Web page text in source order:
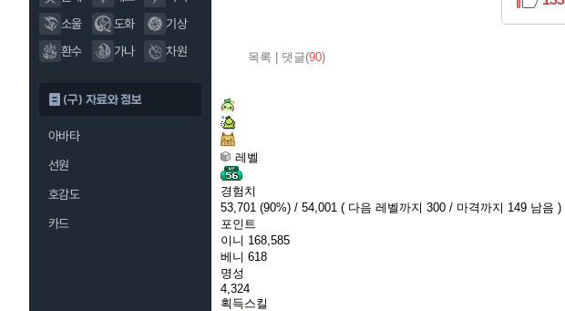
소울
도화
기상
환수
가나 차원
(구) 자료와 정보
아바타
선원
호감도
카드
목록 | 댓글(90)
레벨
경험치
53,701 (90%) / 54,001 ( 다음 레벨까지 300 / 마격까지 149 남음 )
포인트
이니 168,585
베니 618
명성
4,324
획득스킬